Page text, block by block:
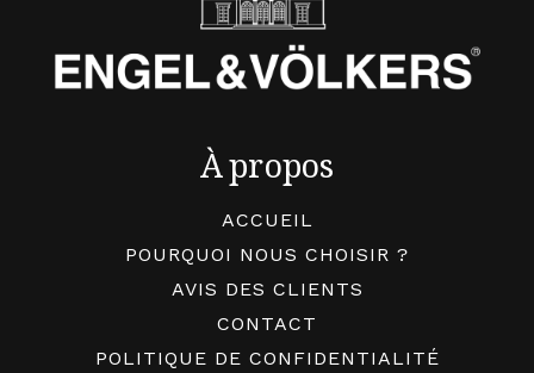
À propos
ACCUEIL
POURQUOI NOUS CHOISIR ?
AVIS DES CLIENTS
CONTACT
POLITIQUE DE CONFIDENTIALITÉ